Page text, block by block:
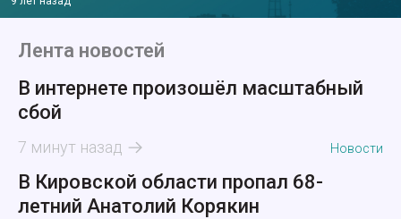
Лента новостей
В интернете произошёл масштабный
сбой
7 минут назад Новости
В Кировской области пропал 68-
летний Анатолий Корякин